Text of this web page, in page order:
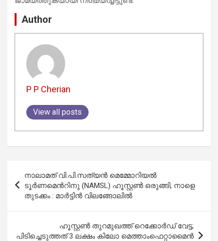
Author
P P Cherian
View all posts
navigation
നാലാമത് വി.പി.സത്യൻ മെമ്മോറിയൽ
ടൂർണമെന്‍റിനു (NAMSL) ഹൂസ്റ്റൺ ഒരുങ്ങി, നാളെ
തുടക്കം : മാർട്ടിൻ വിലങ്ങോലിൽ
ഹൂസ്റ്റൺ തുറമുഖത്ത് റെക്കോർഡ് വേട്ട;
പിടിച്ചെടുത്തത് 3 ലക്ഷം കിലോ മെത്താംഫെറ്റാമൈൻ